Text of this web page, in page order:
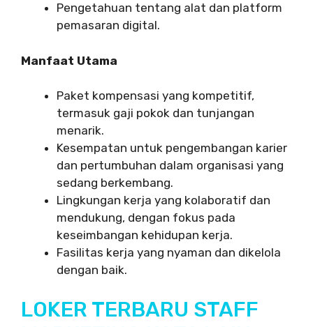
Pengetahuan tentang alat dan platform
pemasaran digital.
Manfaat Utama
Paket kompensasi yang kompetitif,
termasuk gaji pokok dan tunjangan
menarik.
Kesempatan untuk pengembangan karier
dan pertumbuhan dalam organisasi yang
sedang berkembang.
Lingkungan kerja yang kolaboratif dan
mendukung, dengan fokus pada
keseimbangan kehidupan kerja.
Fasilitas kerja yang nyaman dan dikelola
dengan baik.
LOKER TERBARU STAFF